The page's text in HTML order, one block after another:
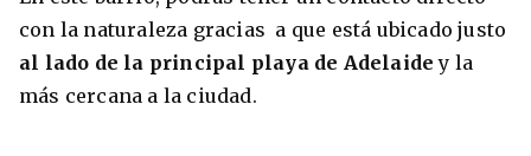
con la naturaleza gracias a que está ubicado justo
al lado de la principal playa de Adelaidey la
más cercana a la ciudad.